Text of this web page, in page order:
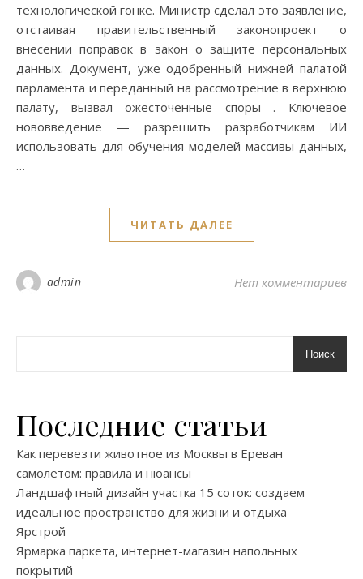
технологической гонке. Министр сделал это заявление,
отстаивая правительственный законопроект о
внесении поправок в закон о защите персональных
данных. Документ, уже одобренный нижней палатой
парламента и переданный на рассмотрение в верхнюю
палату, вызвал ожесточенные споры . Ключевое
нововведение — разрешить разработчикам ИИ
использовать для обучения моделей массивы данных,
…
ЧИТАТЬ ДАЛЕЕ
admin Нет комментариев
Поиск
Последние статьи
Как перевезти животное из Москвы в Ереван
самолетом: правила и нюансы
Ландшафтный дизайн участка 15 соток: создаем
идеальное пространство для жизни и отдыха
Ярстрой
Ярмарка паркета, интернет-магазин напольных
покрытий